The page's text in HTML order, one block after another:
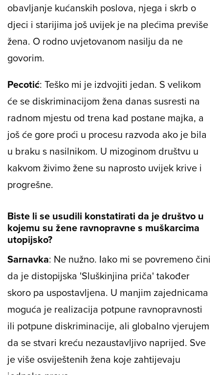
obavljanje kućanskih poslova, njega i skrb o
djeci i starijima još uvijek je na plećima previše
žena. O rodno uvjetovanom nasilju da ne
govorim.
Pecotić: Teško mi je izdvojiti jedan. S velikom
će se diskriminacijom žena danas susresti na
radnom mjestu od trena kad postane majka, a
još će gore proći u procesu razvoda ako je bila
u braku s nasilnikom. U mizoginom društvu u
kakvom živimo žene su naprosto uvijek krive i
progrešne.
Biste li se usudili konstatirati da je društvo u
kojemu su žene ravnopravne s muškarcima
utopijsko?
Sarnavka: Ne nužno. Iako mi se povremeno čini
da je distopijska 'Sluškinjina priča' također
skoro pa uspostavljena. U manjim zajednicama
moguća je realizacija potpune ravnopravnosti
ili potpune diskriminacije, ali globalno vjerujem
da se stvari kreću nezaustavljivo naprijed. Sve
je više osviještenih žena koje zahtijevaju